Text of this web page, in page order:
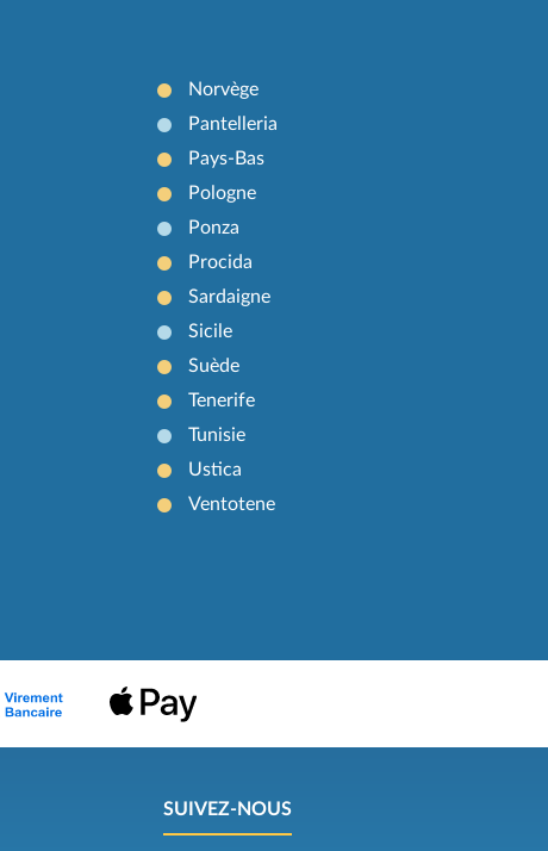
Norvège
Pantelleria
Pays-Bas
Pologne
Ponza
Procida
Sardaigne
Sicile
Suède
Tenerife
Tunisie
Ustica
Ventotene
SUIVEZ-NOUS